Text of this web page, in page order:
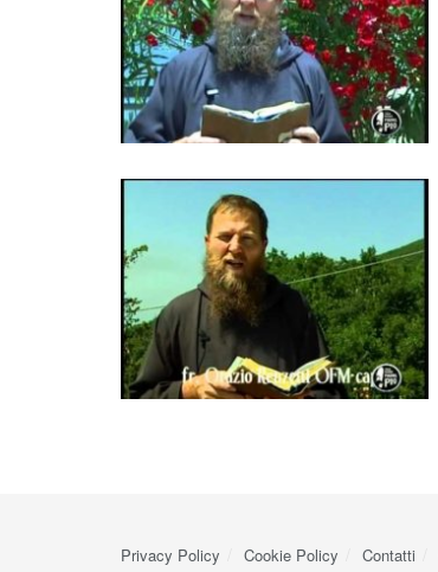
Privacy Policy Cookie Policy Contatti